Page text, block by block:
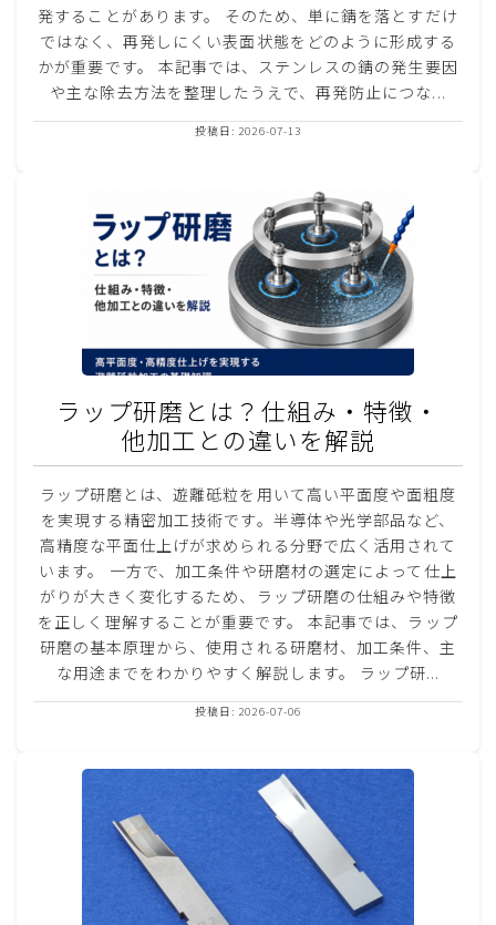
発することがあります。 そのため、単に錆を落とすだけ
ではなく、再発しにくい表面状態をどのように形成する
かが重要です。 本記事では、ステンレスの錆の発生要因
や主な除去方法を整理したうえで、再発防止につな...
投稿日: 2026-07-13
ラップ研磨とは？仕組み・特徴・
他加工との違いを解説
ラップ研磨とは、遊離砥粒を用いて高い平面度や面粗度
を実現する精密加工技術です。半導体や光学部品など、
高精度な平面仕上げが求められる分野で広く活用されて
います。 一方で、加工条件や研磨材の選定によって仕上
がりが大きく変化するため、ラップ研磨の仕組みや特徴
を正しく理解することが重要です。 本記事では、ラップ
研磨の基本原理から、使用される研磨材、加工条件、主
な用途までをわかりやすく解説します。 ラップ研...
投稿日: 2026-07-06